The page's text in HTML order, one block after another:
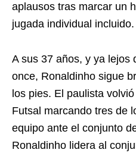
aplausos tras marcar un
jugada individual incluido.
A sus 37 años, y ya lejos
once, Ronaldinho sigue
los pies. El paulista
Futsal marcando tres de
equipo ante el conjunto
Ronaldinho lidera al